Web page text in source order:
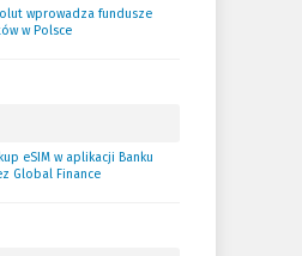
wprowadza fundusze
w Polsce
eSIM w aplikacji Banku
Global Finance